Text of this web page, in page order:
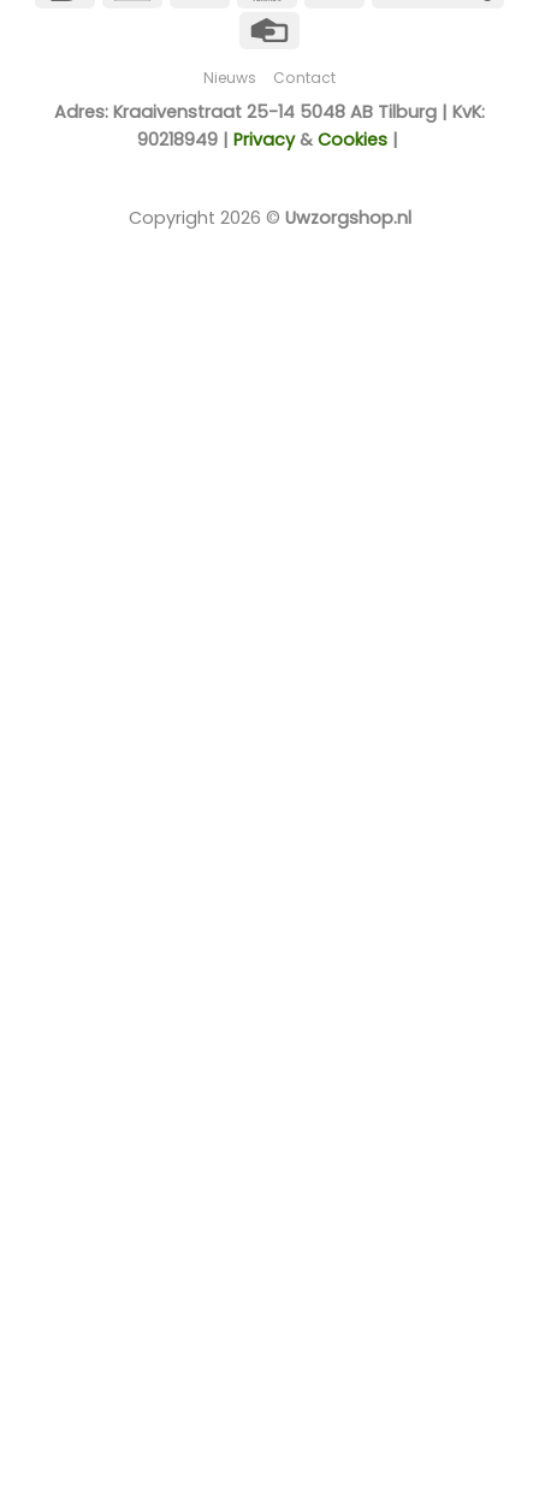
Nieuws Contact
Adres: Kraaivenstraat 25-14 5048 AB Tilburg | KvK:
90218949 | Privacy& Cookies|
Copyright 2026 © Uwzorgshop.nl